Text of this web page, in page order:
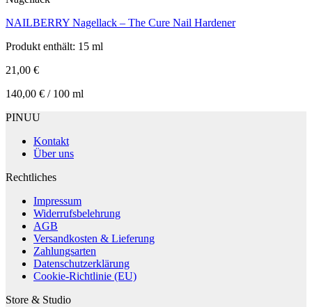
NAILBERRY Nagellack – The Cure Nail Hardener
Produkt enthält: 15 ml
21,00 €
140,00 € / 100 ml
PINUU
Kontakt
Über uns
Rechtliches
Impressum
Widerrufsbelehrung
AGB
Versandkosten & Lieferung
Zahlungsarten
Datenschutzerklärung
Cookie-Richtlinie (EU)
Store & Studio